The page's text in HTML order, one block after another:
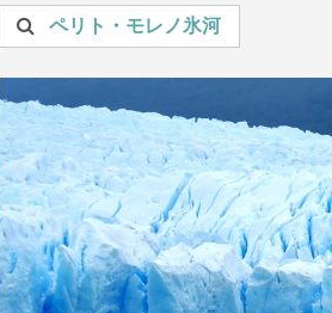
投稿を検索：
ペリト・モレノ氷河